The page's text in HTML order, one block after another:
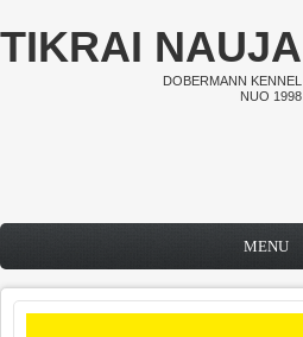
Pereiti į pagrindinį turinį
TIKRAI NAUJA
DOBERMANN KENNEL
NUO 1998
MENU